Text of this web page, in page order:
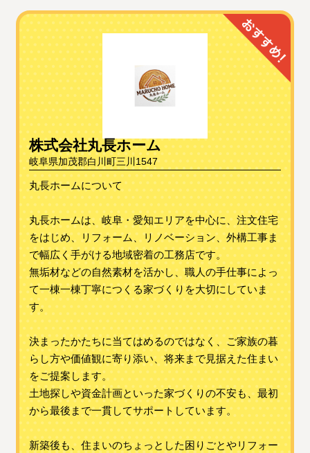
株式会社丸長ホーム
岐阜県加茂郡白川町三川1547
丸長ホームについて
丸長ホームは、岐阜・愛知エリアを中心に、注文住宅
をはじめ、リフォーム、リノベーション、外構工事ま
で幅広く手がける地域密着の工務店です。
無垢材などの自然素材を活かし、職人の手仕事によっ
て一棟一棟丁寧につくる家づくりを大切にしていま
す。
決まったかたちに当てはめるのではなく、ご家族の暮
らし方や価値観に寄り添い、将来まで見据えた住まい
をご提案します。
土地探しや資金計画といった家づくりの不安も、最初
から最後まで一貫してサポートしています。
新築後も、住まいのちょっとした困りごとやリフォー